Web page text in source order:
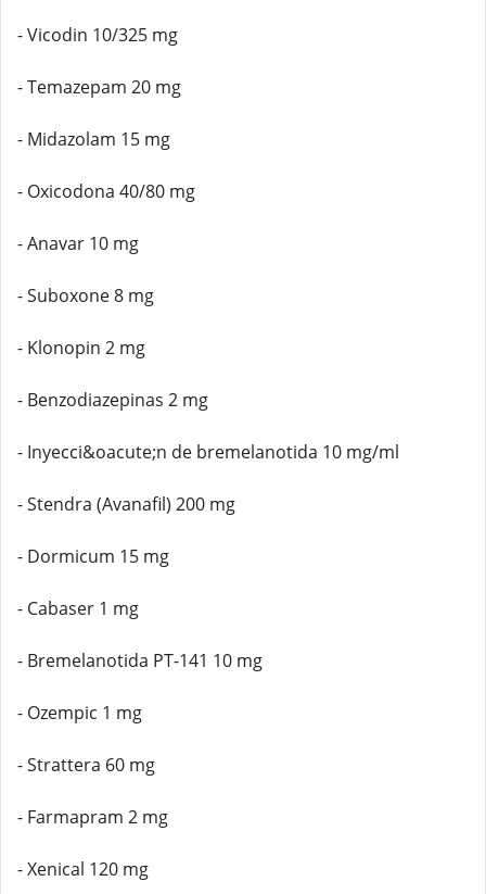
- Vicodin 10/325 mg
- Temazepam 20 mg
- Midazolam 15 mg
- Oxicodona 40/80 mg
- Anavar 10 mg
- Suboxone 8 mg
- Klonopin 2 mg
- Benzodiazepinas 2 mg
- Inyecci&oacute;n de bremelanotida 10 mg/ml
- Stendra (Avanafil) 200 mg
- Dormicum 15 mg
- Cabaser 1 mg
- Bremelanotida PT-141 10 mg
- Ozempic 1 mg
- Strattera 60 mg
- Farmapram 2 mg
- Xenical 120 mg